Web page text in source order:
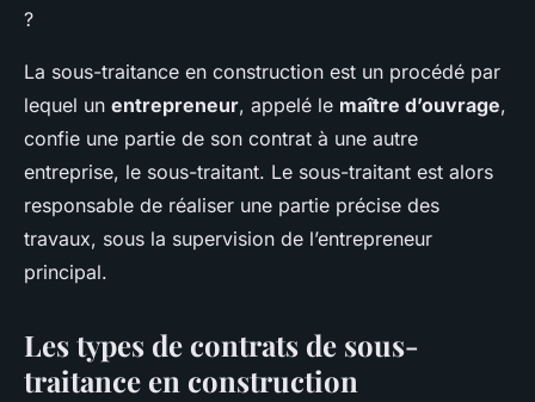
?
La sous-traitance en construction est un procédé par
lequel un entrepreneur, appelé le maître d’ouvrage,
confie une partie de son contrat à une autre
entreprise, le sous-traitant. Le sous-traitant est alors
responsable de réaliser une partie précise des
travaux, sous la supervision de l’entrepreneur
principal.
Les types de contrats de sous-
traitance en construction